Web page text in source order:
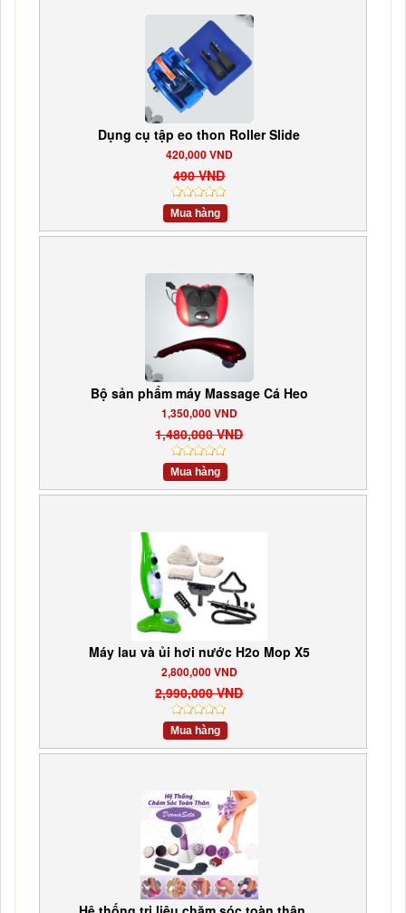
Dụng cụ tập eo thon Roller Slide
420,000 VND
490 VND
Mua hàng
Bộ sản phẩm máy Massage Cá Heo
1,350,000 VND
1,480,000 VND
Mua hàng
Máy lau và ủi hơi nước H2o Mop X5
2,800,000 VND
2,990,000 VND
Mua hàng